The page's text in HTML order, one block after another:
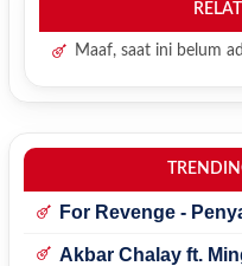
Maaf, saat ini belum
For Revenge -
Akbar Chalay ft.